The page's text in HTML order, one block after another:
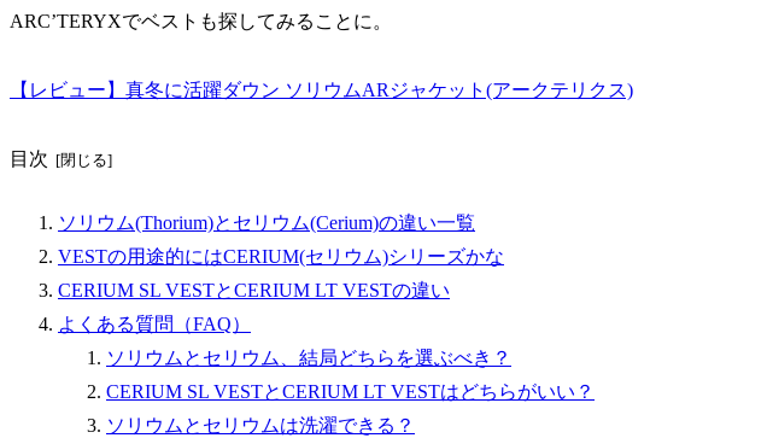
ARC’TERYXでベストも探してみることに。
【レビュー】真冬に活躍ダウン ソリウムARジャケット(アークテリクス)
目次
ソリウム(Thorium)とセリウム(Cerium)の違い一覧
VESTの用途的にはCERIUM(セリウム)シリーズかな
CERIUM SL VESTとCERIUM LT VESTの違い
よくある質問（FAQ）
ソリウムとセリウム、結局どちらを選ぶべき？
CERIUM SL VESTとCERIUM LT VESTはどちらがいい？
ソリウムとセリウムは洗濯できる？